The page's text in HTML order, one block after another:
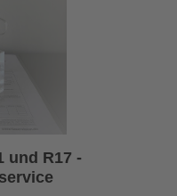
und R17 -